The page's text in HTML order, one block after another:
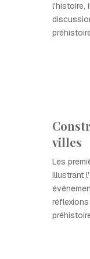
l'histoire,
villes
Les
illustrant